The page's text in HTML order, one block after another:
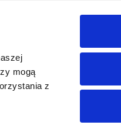
mogą
z
wiedzy Produkty